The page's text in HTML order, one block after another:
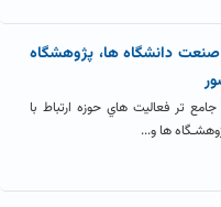
صنعت دانشگاه ها، پژوهشگاه
تر فعالیت هاي حوزه ارتباط با
ها و...